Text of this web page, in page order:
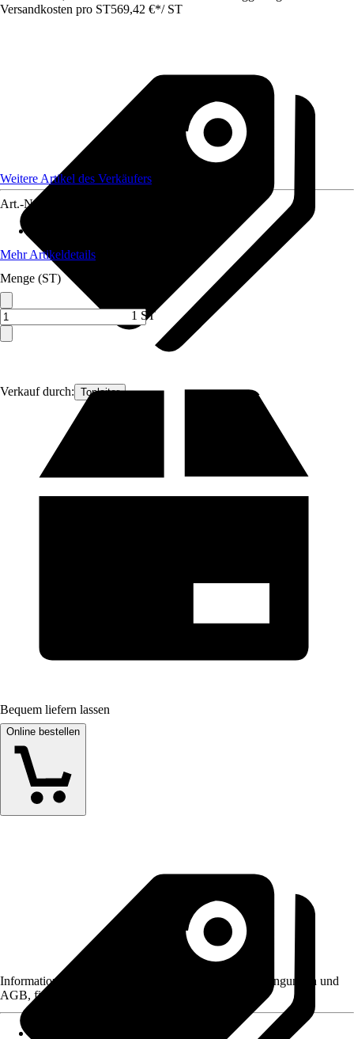
Versandkosten pro ST569,42 €*/ ST
Verkauf durch: Topleiter
Weitere Artikel des Verkäufers
Art.-Nr.
Mehr Artikeldetails
Menge (ST)
1 ST
Bequem liefern lassen
Online bestellen
Informationen des Verkäufers, wie z. B. Rückgabebedingungen und
AGB, finden Sie bei Klick auf den Verkäufernamen.